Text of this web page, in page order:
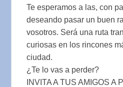
Te esperamos a las, con
deseando pasar un buen
vosotros. Será una ruta
curiosas en los rincones
ciudad.
¿Te lo vas a perder?
INVITA A TUS AMIGOS A